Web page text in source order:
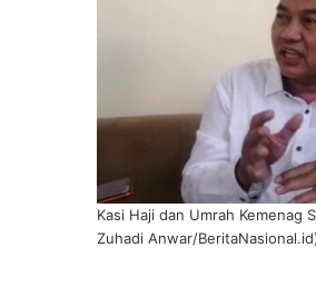
Kasi Haji dan Umrah Kemenag
Zuhadi Anwar/